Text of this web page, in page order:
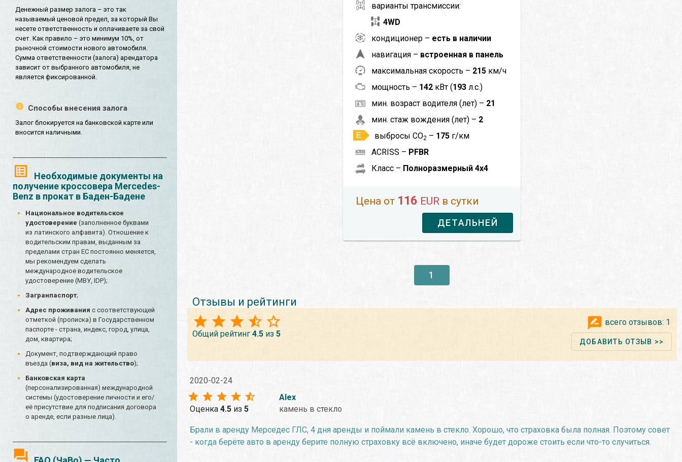
Денежный размер залога – это так
называемый ценовой предел, за который Вы
несете ответственность и оплачиваете за свой
счет. Как правило – это минимум 10%, от
рыночной стоимости нового автомобиля.
Сумма ответственности (залога) арендатора
зависит от выбранного автомобиля, не
является фиксированной.
Способы внесения залога
Залог блокируется на банковской карте или
вносится наличными.
Необходимые документы на
получение кроссовера Mercedes-
Benz в прокат в Баден-Бадене
Национальное водительское
удостоверение (заполненное буквами
из латинского алфавита). Отношение к
водительским правам, выданным за
пределами стран ЕС постоянно меняется,
мы рекомендуем сделать
международное водительское
удостоверение (МВУ, IDP);
Загранпаспорт;
Адрес проживания с соответствующей
отметкой (прописка) в Государственном
паспорте - страна, индекс, город, улица,
дом, квартира;
Документ, подтверждающий право
въезда (виза, вид на жительство);
Банковская карта
(персонализированная) международной
системы (удостоверение личности и его/
её присутствие для подписания договора
о аренде, если разные лица).
варианты трансмиссии:
4WD
кондиционер – есть в наличии
навигация – встроенная в панель
максимальная скорость – 215 км/ч
мощность – 142 кВт (193 л.с.)
мин. возраст водителя (лет) – 21
мин. стаж вождения (лет) – 2
выбросы CO2 – 175 г/км
ACRISS – PFBR
Класс – Полноразмерный 4x4
Цена от 116 EUR в сутки
ДЕТАЛЬНЕЙ
1
Отзывы и рейтинги
Общий рейтинг 4.5из 5
всего отзывов: 1
ДОБАВИТЬ ОТЗЫВ >>
2020-02-24
Оценка 4.5из 5
Alex
камень в стекло
Брали в аренду Мерседес ГЛС, 4 дня аренды и поймали камень в стекло. Хорошо, что страховка была полная. Поэтому совет
- когда берёте авто в аренду берите полную страховку всё включено, иначе будет дороже стоить если что-то случиться.